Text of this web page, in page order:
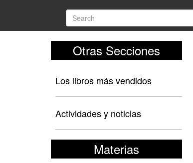
Otras Secciones
Los libros más vendidos
Actividades y noticias
Materias